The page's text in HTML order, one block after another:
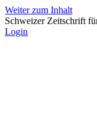
Weiter zum Inhalt
Schweizer Zeitschrift
Login